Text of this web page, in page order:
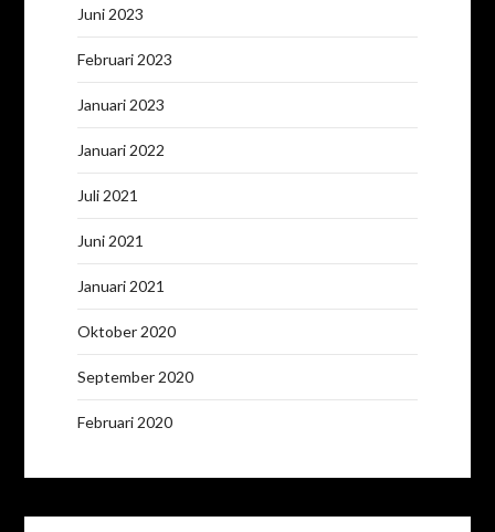
Juni 2023
Februari 2023
Januari 2023
Januari 2022
Juli 2021
Juni 2021
Januari 2021
Oktober 2020
September 2020
Februari 2020